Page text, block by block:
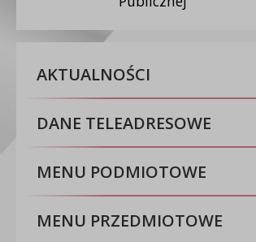
AKTUALNOŚCI
DANE TELEADRESOWE
MENU PODMIOTOWE
MENU PRZEDMIOTOWE